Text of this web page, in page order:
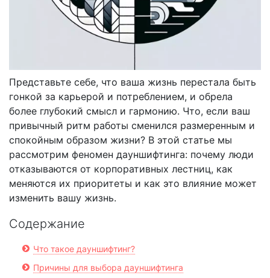
Представьте себе, что ваша жизнь перестала быть
гонкой за карьерой и потреблением, и обрела
более глубокий смысл и гармонию. Что, если ваш
привычный ритм работы сменился размеренным и
спокойным образом жизни? В этой статье мы
рассмотрим феномен дауншифтинга: почему люди
отказываются от корпоративных лестниц, как
меняются их приоритеты и как это влияние может
изменить вашу жизнь.
Содержание
Что такое дауншифтинг?
Причины для выбора дауншифтинга